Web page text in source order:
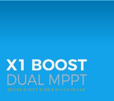
solares Solax y temas relacionados.